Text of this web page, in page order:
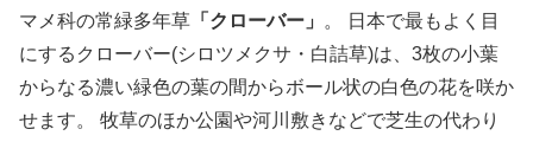
マメ科の常緑多年草 「クローバー」
。 日本で最もよく目
にするクローバー(シロツメクサ・白詰草)は、3枚の小葉
からなる濃い緑色の葉の間からボール状の白色の花を咲か
せます。 牧草のほか公園や河川敷きなどで芝生の代わり